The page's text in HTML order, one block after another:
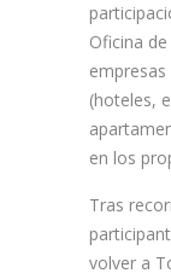
Oficina
(hoteles,
en los
Tras
volver a